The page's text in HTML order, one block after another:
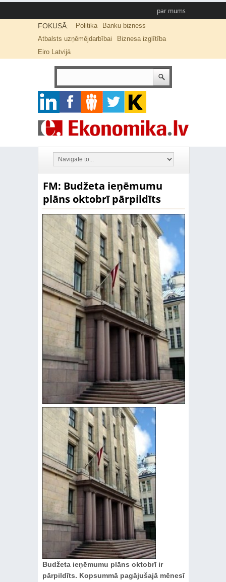
par mums
FOKUSĀ: Politika
Banku bizness
Atbalsts uzņēmējdarbībai
Biznesa izglītība
Eiro Latvijā
FM: Budžeta ieņēmumu
plāns oktobrī pārpildīts
Budžeta ieņēmumu plāns oktobrī ir
pārpildīts. Kopsummā pagājušajā mēnesī